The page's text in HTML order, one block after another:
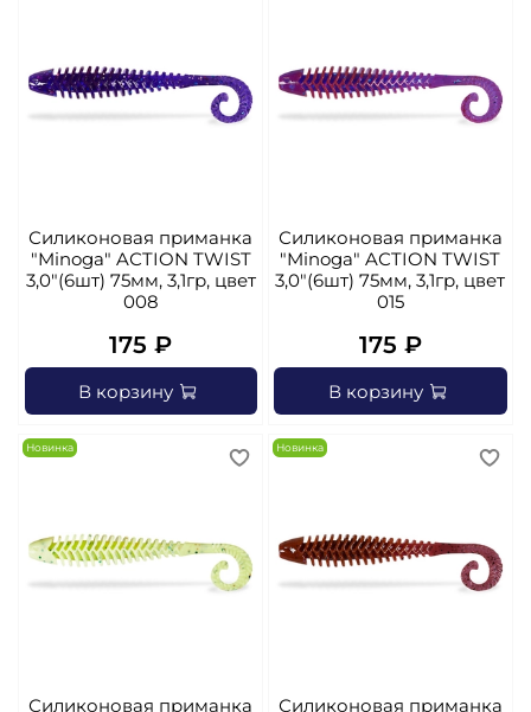
Силиконовая приманка
"Minoga" AСTION TWIST
3,0"(6шт) 75мм, 3,1гр, цвет
008
175 ₽
В корзину
Силиконовая приманка
"Minoga" AСTION TWIST
3,0"(6шт) 75мм, 3,1гр, цвет
015
175 ₽
В корзину
Новинка
Силиконовая приманка
Новинка
Силиконовая приманка